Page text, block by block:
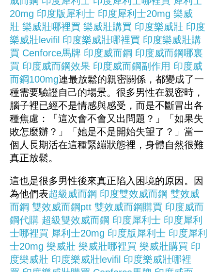
20mg 印度版犀利士 印度犀利士20mg 樂威
壯 樂威壯哪裡買 樂威壯購買 印度樂威壯 印度
樂威壯levifil 印度樂威壯哪裡買 印度樂威壯購
買 Cenforce馬牌 印度威而鋼 印度威而鋼哪裏
買 印度威而鋼效果 印度威而鋼副作用 印度威
而鋼100mg連最放鬆的親密關係，都變成了一
種需要驗證自己的場景。很多男性在親密時，
腦子裡已經不是情感與感受，而是不斷冒出各
種焦慮：「這次會不會又出問題？」「如果失
敗怎麼辦？」「她是不是開始失望了？」當一
個人長期活在這種緊繃狀態裡，身體自然很難
真正放鬆。
這也是很多男性後來真正陷入困境的原因。因
為他們表超級威而鋼 印度雙效威而鋼 雙效威
而鋼 雙效威而鋼ptt 雙效威而鋼購買 印度威而
鋼代購 超級雙效威而鋼 印度犀利士 印度犀利
士哪裡買 犀利士20mg 印度版犀利士 印度犀利
士20mg 樂威壯 樂威壯哪裡買 樂威壯購買 印
度樂威壯 印度樂威壯levifil 印度樂威壯哪裡